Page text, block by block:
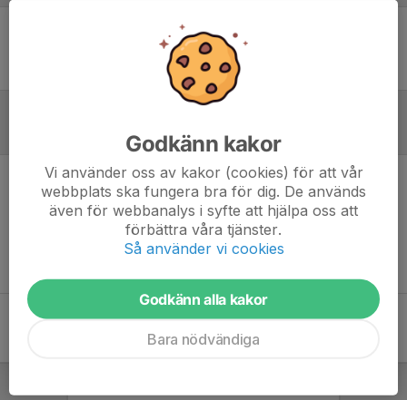
Ingen uppställning ifylld
Inget skrivet
Godkänn kakor
Vi använder oss av kakor (cookies) för att vår
webbplats ska fungera bra för dig. De används
även för webbanalys i syfte att hjälpa oss att
förbättra våra tjänster.
Så använder vi cookies
Godkänn alla kakor
Bara nödvändiga